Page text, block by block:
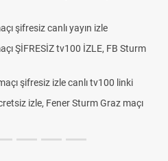
şifresiz canlı yayın izle
ŞİFRESİZ tv100 İZLE, FB Sturm
şifresiz izle canlı tv100 linki
izle, Fener Sturm Graz maçı